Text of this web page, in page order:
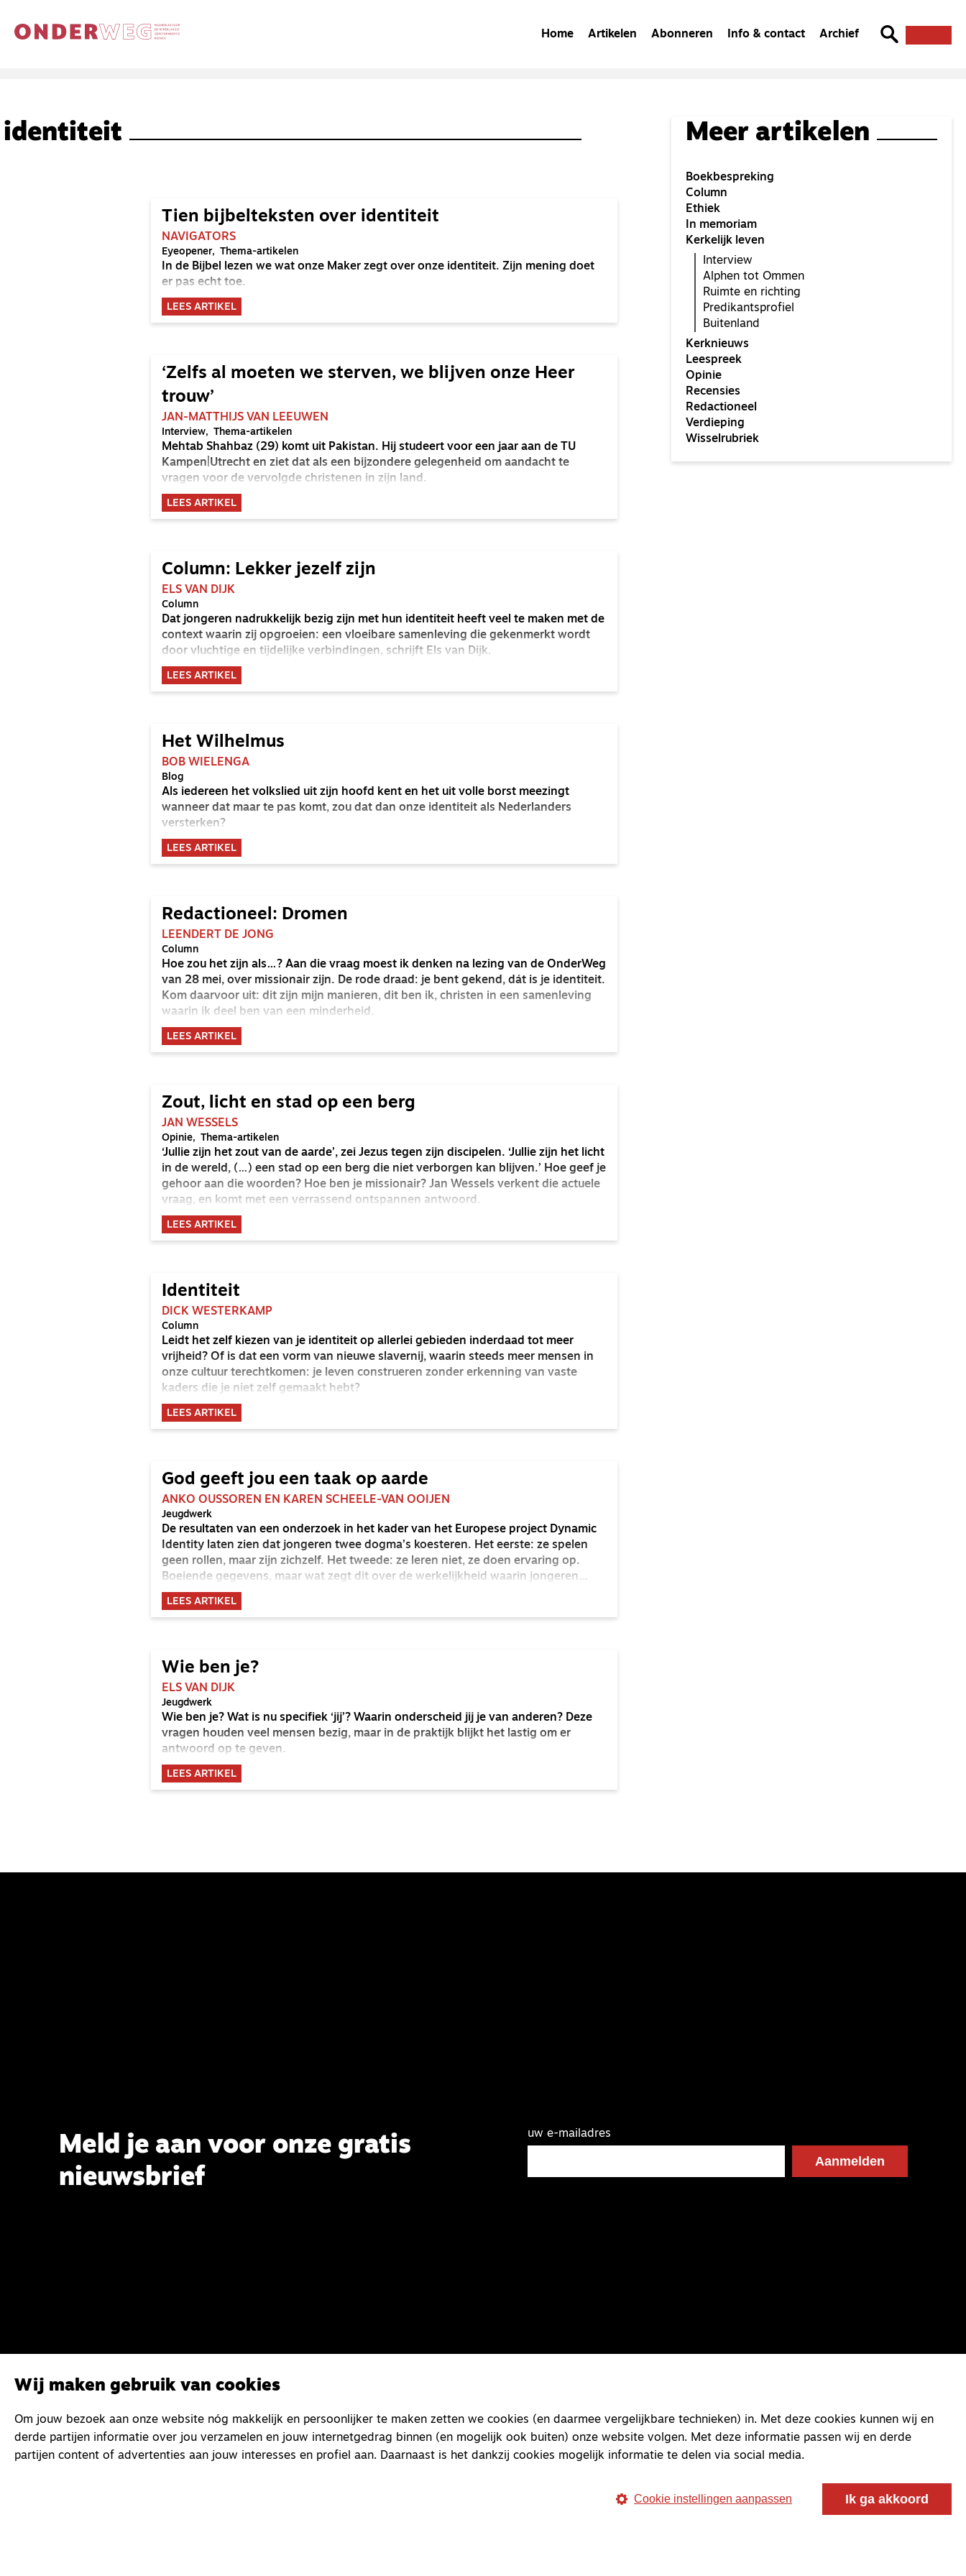
Home Artikelen Abonneren Info & contact Archief
identiteit
Tien bijbelteksten over identiteit
NAVIGATORS
Eyeopener Thema-artikelen
In de Bijbel lezen we wat onze Maker zegt over onze identiteit. Zijn mening doet
er pas echt toe.
LEES ARTIKEL
‘Zelfs al moeten we sterven, we blijven onze Heer
trouw’
JAN-MATTHIJS VAN LEEUWEN
Interview Thema-artikelen
Mehtab Shahbaz (29) komt uit Pakistan. Hij studeert voor een jaar aan de TU
Kampen|Utrecht en ziet dat als een bijzondere gelegenheid om aandacht te
vragen voor de vervolgde christenen in zijn land.
LEES ARTIKEL
Column: Lekker jezelf zijn
ELS VAN DIJK
Column
Dat jongeren nadrukkelijk bezig zijn met hun identiteit heeft veel te maken met de
context waarin zij opgroeien: een vloeibare samenleving die gekenmerkt wordt
door vluchtige en tijdelijke verbindingen, schrijft Els van Dijk.
LEES ARTIKEL
Het Wilhelmus
BOB WIELENGA
Blog
Als iedereen het volkslied uit zijn hoofd kent en het uit volle borst meezingt
wanneer dat maar te pas komt, zou dat dan onze identiteit als Nederlanders
versterken?
LEES ARTIKEL
Redactioneel: Dromen
LEENDERT DE JONG
Column
Hoe zou het zijn als…? Aan die vraag moest ik denken na lezing van de OnderWeg
van 28 mei, over missionair zijn. De rode draad: je bent gekend, dát is je identiteit.
Kom daarvoor uit: dit zijn mijn manieren, dit ben ik, christen in een samenleving
waarin ik deel ben van een minderheid.
LEES ARTIKEL
Zout, licht en stad op een berg
JAN WESSELS
Opinie Thema-artikelen
‘Jullie zijn het zout van de aarde’, zei Jezus tegen zijn discipelen. ‘Jullie zijn het licht
in de wereld, (…) een stad op een berg die niet verborgen kan blijven.’ Hoe geef je
gehoor aan die woorden? Hoe ben je missionair? Jan Wessels verkent die actuele
vraag, en komt met een verrassend ontspannen antwoord.
LEES ARTIKEL
Identiteit
DICK WESTERKAMP
Column
Leidt het zelf kiezen van je identiteit op allerlei gebieden inderdaad tot meer
vrijheid? Of is dat een vorm van nieuwe slavernij, waarin steeds meer mensen in
onze cultuur terechtkomen: je leven construeren zonder erkenning van vaste
kaders die je niet zelf gemaakt hebt?
LEES ARTIKEL
God geeft jou een taak op aarde
ANKO OUSSOREN EN KAREN SCHEELE-VAN OOIJEN
Jeugdwerk
De resultaten van een onderzoek in het kader van het Europese project Dynamic
Identity laten zien dat jongeren twee dogma’s koesteren. Het eerste: ze spelen
geen rollen, maar zijn zichzelf. Het tweede: ze leren niet, ze doen ervaring op.
Boeiende gegevens, maar wat zegt dit over de werkelijkheid waarin jongeren
vandaag leven?
LEES ARTIKEL
Wie ben je?
ELS VAN DIJK
Jeugdwerk
Wie ben je? Wat is nu specifiek ‘jij’? Waarin onderscheid jij je van anderen? Deze
vragen houden veel mensen bezig, maar in de praktijk blijkt het lastig om er
antwoord op te geven.
LEES ARTIKEL
Meer artikelen
Boekbespreking
Column
Ethiek
In memoriam
Kerkelijk leven
Interview
Alphen tot Ommen
Ruimte en richting
Predikantsprofiel
Buitenland
Kerknieuws
Leespreek
Opinie
Recensies
Redactioneel
Verdieping
Wisselrubriek
Meld je aan voor onze gratis
nieuwsbrief
uw e-mailadres
Wij maken gebruik van cookies
Om jouw bezoek aan onze website nóg makkelijk en persoonlijker te maken zetten we cookies (en daarmee vergelijkbare technieken) in. Met deze cookies kunnen wij en
derde partijen informatie over jou verzamelen en jouw internetgedrag binnen (en mogelijk ook buiten) onze website volgen. Met deze informatie passen wij en derde
partijen content of advertenties aan jouw interesses en profiel aan. Daarnaast is het dankzij cookies mogelijk informatie te delen via social media.
Cookie instellingen aanpassen Ik ga akkoord